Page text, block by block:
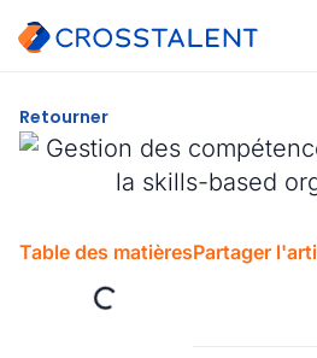
Retourner
Table des matièresPartager